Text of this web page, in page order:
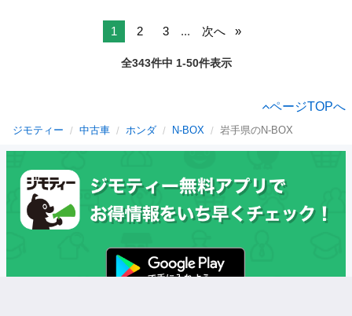
1 2 3 ... 次へ
全343件中 1-50件表示
ページTOPへ
ジモティー 中古車 ホンダ N-BOX 岩手県のN-BOX